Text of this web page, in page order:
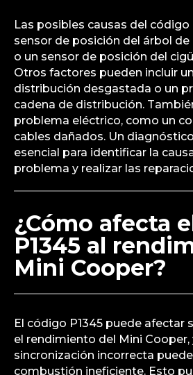
Las posibles causas del código
sensor de posición del árbol
o un sensor de posición del
Otros factores pueden incluir
distribución desgastada o un
cadena de distribución.
problema eléctrico, como un
cables dañados. Un
esencial para identificar la
problema y realizar las
¿Cómo afecta
P1345 al
Mini Cooper?
El código P1345 puede afectar
el rendimiento del Mini Cooper,
sincronización incorrecta
combustión ineficiente. Esto